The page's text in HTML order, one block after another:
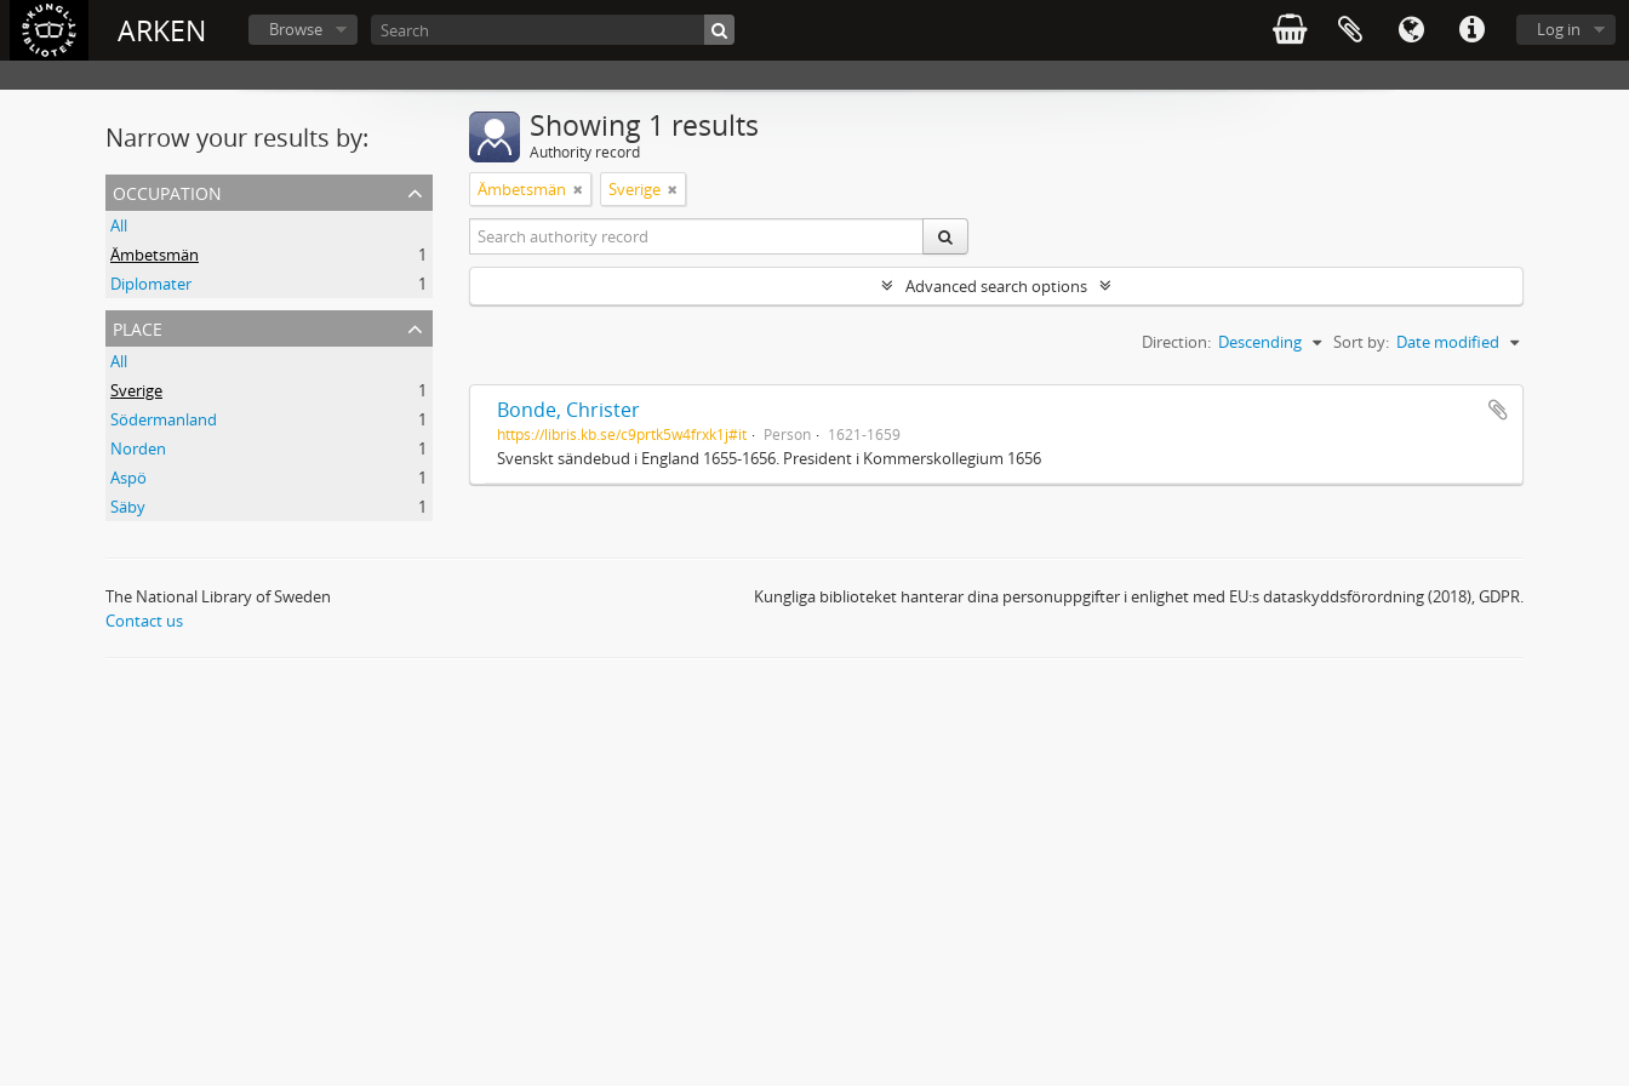
ARKEN Log in
Browse
Narrow your results by:
occupation
All
Ämbetsmän
1
Diplomater
1
place
All
Sverige
1
Södermanland
1
Norden
1
Aspö
1
Säby
1
Showing 1 results
Authority record
Ämbetsmän Sverige
Advanced search options
Sort by: Date modified
Direction: Descending
Bonde, Christer
https://libris.kb.se/c9prtk5w4frxk1j#it Person 1621-1659
Svenskt sändebud i England 1655-1656. President i Kommerskollegium 1656
The National Library of Sweden
Contact us
Kungliga biblioteket hanterar dina personuppgifter i enlighet med EU:s dataskyddsförordning (2018), GDPR.